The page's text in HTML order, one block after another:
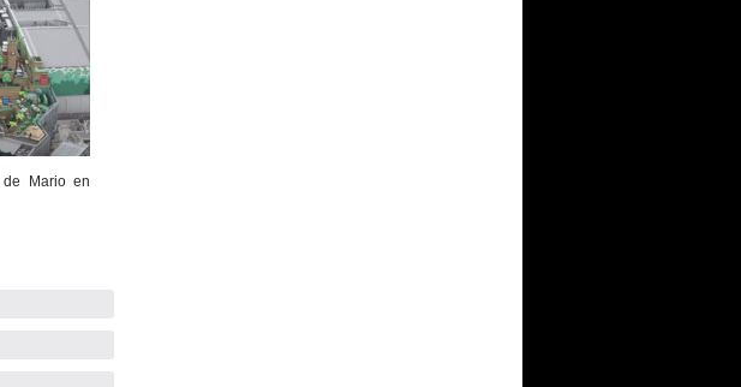
de Mario en